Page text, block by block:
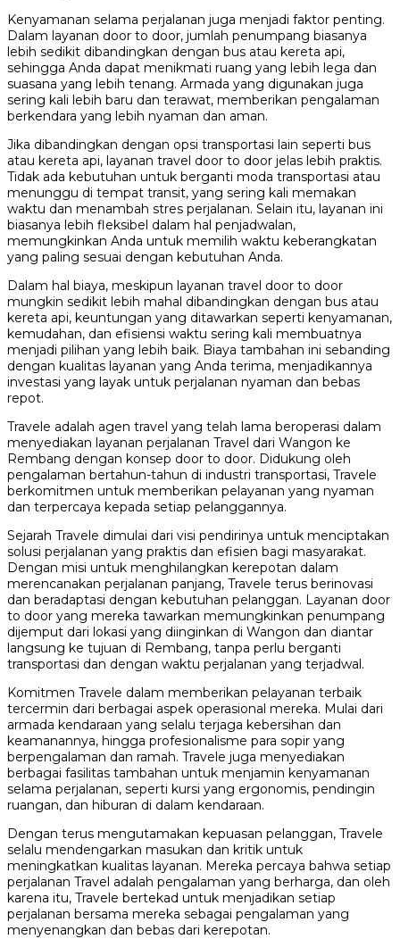
Kenyamanan selama perjalanan juga menjadi faktor penting.
Dalam layanan door to door, jumlah penumpang biasanya
lebih sedikit dibandingkan dengan bus atau kereta api,
sehingga Anda dapat menikmati ruang yang lebih lega dan
suasana yang lebih tenang. Armada yang digunakan juga
sering kali lebih baru dan terawat, memberikan pengalaman
berkendara yang lebih nyaman dan aman.
Jika dibandingkan dengan opsi transportasi lain seperti bus
atau kereta api, layanan travel door to door jelas lebih praktis.
Tidak ada kebutuhan untuk berganti moda transportasi atau
menunggu di tempat transit, yang sering kali memakan
waktu dan menambah stres perjalanan. Selain itu, layanan ini
biasanya lebih fleksibel dalam hal penjadwalan,
memungkinkan Anda untuk memilih waktu keberangkatan
yang paling sesuai dengan kebutuhan Anda.
Dalam hal biaya, meskipun layanan travel door to door
mungkin sedikit lebih mahal dibandingkan dengan bus atau
kereta api, keuntungan yang ditawarkan seperti kenyamanan,
kemudahan, dan efisiensi waktu sering kali membuatnya
menjadi pilihan yang lebih baik. Biaya tambahan ini sebanding
dengan kualitas layanan yang Anda terima, menjadikannya
investasi yang layak untuk perjalanan nyaman dan bebas
repot.
Travele adalah agen travel yang telah lama beroperasi dalam
menyediakan layanan perjalanan Travel dari Wangon ke
Rembang dengan konsep door to door. Didukung oleh
pengalaman bertahun-tahun di industri transportasi, Travele
berkomitmen untuk memberikan pelayanan yang nyaman
dan terpercaya kepada setiap pelanggannya.
Sejarah Travele dimulai dari visi pendirinya untuk menciptakan
solusi perjalanan yang praktis dan efisien bagi masyarakat.
Dengan misi untuk menghilangkan kerepotan dalam
merencanakan perjalanan panjang, Travele terus berinovasi
dan beradaptasi dengan kebutuhan pelanggan. Layanan door
to door yang mereka tawarkan memungkinkan penumpang
dijemput dari lokasi yang diinginkan di Wangon dan diantar
langsung ke tujuan di Rembang, tanpa perlu berganti
transportasi dan dengan waktu perjalanan yang terjadwal.
Komitmen Travele dalam memberikan pelayanan terbaik
tercermin dari berbagai aspek operasional mereka. Mulai dari
armada kendaraan yang selalu terjaga kebersihan dan
keamanannya, hingga profesionalisme para sopir yang
berpengalaman dan ramah. Travele juga menyediakan
berbagai fasilitas tambahan untuk menjamin kenyamanan
selama perjalanan, seperti kursi yang ergonomis, pendingin
ruangan, dan hiburan di dalam kendaraan.
Dengan terus mengutamakan kepuasan pelanggan, Travele
selalu mendengarkan masukan dan kritik untuk
meningkatkan kualitas layanan. Mereka percaya bahwa setiap
perjalanan Travel adalah pengalaman yang berharga, dan oleh
karena itu, Travele bertekad untuk menjadikan setiap
perjalanan bersama mereka sebagai pengalaman yang
menyenangkan dan bebas dari kerepotan.